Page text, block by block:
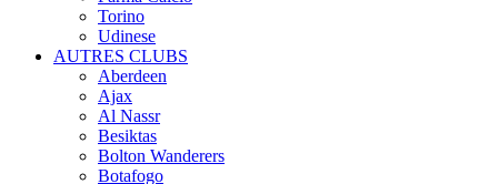
Torino
Udinese
AUTRES CLUBS
Aberdeen
Ajax
Al Nassr
Besiktas
Bolton Wanderers
Botafogo